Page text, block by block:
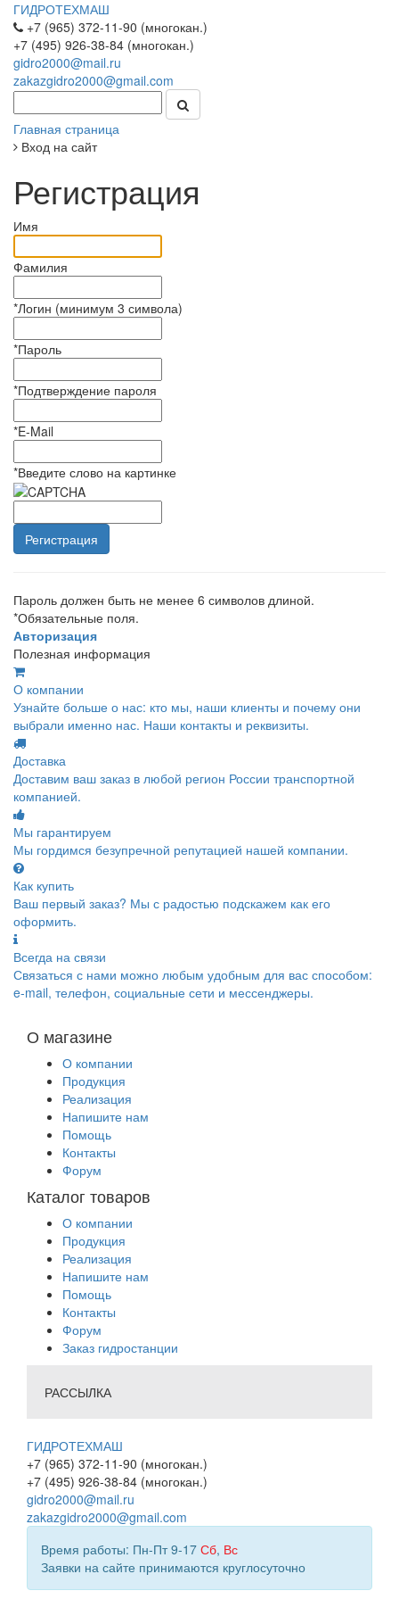
ГИДРОТЕХМАШ
+7 (965) 372-11-90 (многокан.)
+7 (495) 926-38-84 (многокан.)
gidro2000@mail.ru
zakazgidro2000@gmail.com
Главная страница
Вход на сайт
Регистрация
Имя
Фамилия
*Логин (минимум 3 символа)
*Пароль
*Подтверждение пароля
*E-Mail
*Введите слово на картинке
Пароль должен быть не менее 6 символов длиной.
*Обязательные поля.
Авторизация
Полезная информация
О компании
Узнайте больше о нас: кто мы, наши клиенты и почему они
выбрали именно нас. Наши контакты и реквизиты.
Доставка
Доставим ваш заказ в любой регион России транспортной
компанией.
Мы гарантируем
Мы гордимся безупречной репутацией нашей компании.
Как купить
Ваш первый заказ? Мы с радостью подскажем как его
оформить.
Всегда на связи
Связаться с нами можно любым удобным для вас способом:
e-mail, телефон, социальные сети и мессенджеры.
О магазине
О компании
Продукция
Реализация
Напишите нам
Помощь
Контакты
Форум
Каталог товаров
О компании
Продукция
Реализация
Напишите нам
Помощь
Контакты
Форум
Заказ гидростанции
РАССЫЛКА
ГИДРОТЕХМАШ
+7 (965) 372-11-90 (многокан.)
+7 (495) 926-38-84 (многокан.)
gidro2000@mail.ru
zakazgidro2000@gmail.com
Время работы: Пн-Пт 9-17 Сб, Вс
Заявки на сайте принимаются круглосуточно